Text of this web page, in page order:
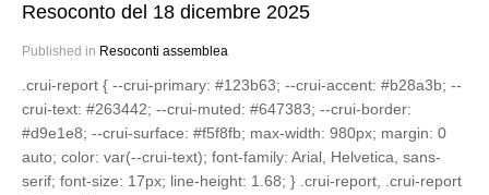
Resoconto del 18 dicembre 2025
Published in Resoconti assemblea
.crui-report { --crui-primary: #123b63; --crui-accent: #b28a3b; --
crui-text: #263442; --crui-muted: #647383; --crui-border:
#d9e1e8; --crui-surface: #f5f8fb; max-width: 980px; margin: 0
auto; color: var(--crui-text); font-family: Arial, Helvetica, sans-
serif; font-size: 17px; line-height: 1.68; } .crui-report, .crui-report